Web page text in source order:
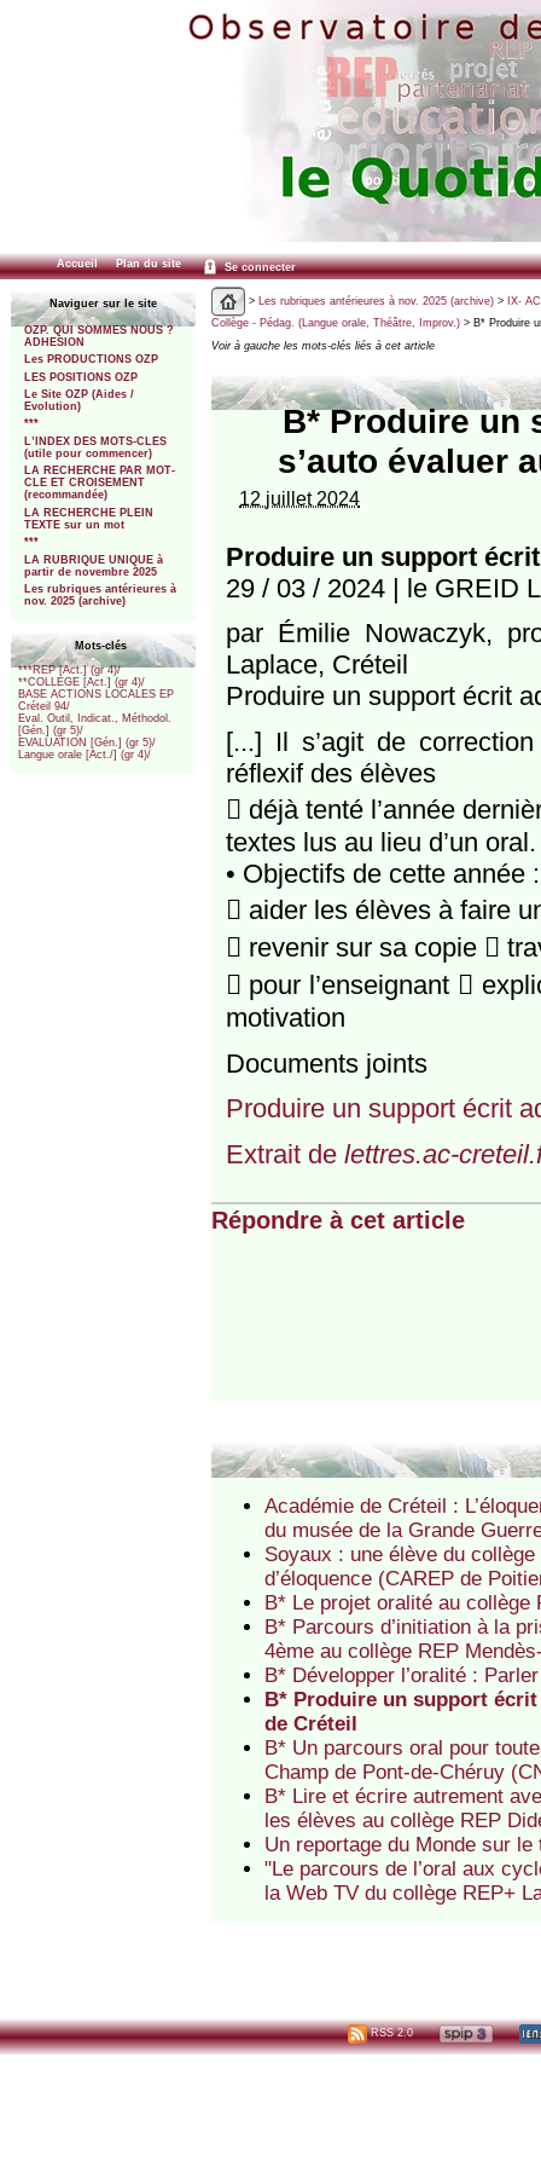
Accueil Plan du site Se connecter
Naviguer sur le site
OZP. QUI SOMMES NOUS ?
ADHESION
Les PRODUCTIONS OZP
LES POSITIONS OZP
Le Site OZP (Aides /
Evolution)
***
L’INDEX DES MOTS-CLES
(utile pour commencer)
LA RECHERCHE PAR MOT-
CLE ET CROISEMENT
(recommandée)
LA RECHERCHE PLEIN
TEXTE sur un mot
***
LA RUBRIQUE UNIQUE à
partir de novembre 2025
Les rubriques antérieures à
nov. 2025 (archive)
Mots-clés
***REP [Act.] (gr 4)/
**COLLEGE [Act.] (gr 4)/
BASE ACTIONS LOCALES EP
Créteil 94/
Eval. Outil, Indicat., Méthodol.
[Gén.] (gr 5)/
EVALUATION [Gén.] (gr 5)/
Langue orale [Act./] (gr 4)/
> Les rubriques antérieures à nov. 2025 (archive)> IX-
Collège - Pédag. (Langue orale, Théâtre, Improv.)> B* Produire
Voir à gauche les mots-clés liés à cet article
B* Produire un
s’auto évaluer
12 juillet 2024
Produire un support écrit
29 / 03 / 2024 | le GREID
par Émilie Nowaczyk,
Laplace, Créteil
Produire un support écrit
[...] Il s’agit de
réflexif des élèves
 déjà tenté l’année
textes lus au lieu d’un oral.
• Objectifs de cette année :
 aider les élèves à faire
 revenir sur sa copie 
 pour l’enseignant 
motivation
Documents joints
Produire un support écrit
Extrait de lettres.ac-
Répondre à cet article
Académie de Créteil :
du musée de la Grande
Soyaux : une élève du
d’éloquence (CAREP de
B* Le projet oralité au collège
B* Parcours d’initiation à la
4ème au collège REP
B* Développer l’oralité :
B* Produire un support écrit
de Créteil
B* Un parcours oral pour
Champ de Pont-de-Chéruy
B* Lire et écrire autrement
les élèves au collège REP
Un reportage du Monde sur
"Le parcours de l’oral aux
la Web TV du collège REP+
RSS 2.0